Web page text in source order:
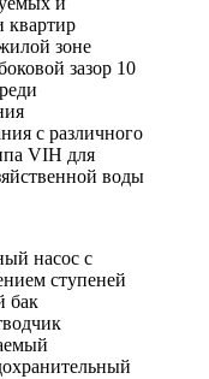
квартир
зоне
зазор 10
с различного
VIH для
воды
насос с
ступеней
бак